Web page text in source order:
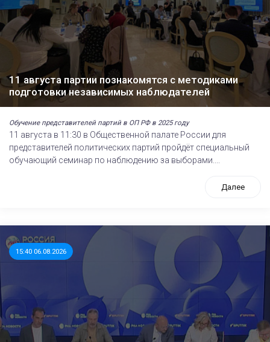
11 августа партии познакомятся с методиками
подготовки независимых наблюдателей
Обучение представителей партий в ОП РФ в 2025 году
11 августа в 11:30 в Общественной палате России для
представителей политических партий пройдёт специальный
обучающий семинар по наблюдению за выборами....
Далее
15:40 06.08.2026